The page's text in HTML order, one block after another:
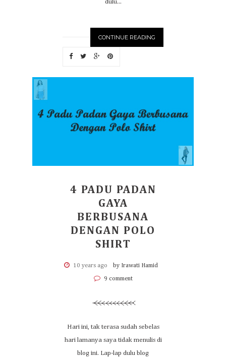
dulu...
CONTINUE READING
4 PADU PADAN
GAYA
BERBUSANA
DENGAN POLO
SHIRT
10 years ago by Irawati Hamid
9 comment
Hari ini, tak terasa sudah sebelas
hari lamanya saya tidak menulis di
blog ini. Lap-lap dulu blog